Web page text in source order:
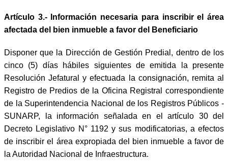
Artículo 3.- Información necesaria para inscribir el área
afectada del bien inmueble a favor del Beneficiario
Disponer que la Dirección de Gestión Predial, dentro de los
cinco (5) días hábiles siguientes de emitida la presente
Resolución Jefatural y efectuada la consignación, remita al
Registro de Predios de la Oficina Registral correspondiente
de la Superintendencia Nacional de los Registros Públicos -
SUNARP, la información señalada en el artículo 30 del
Decreto Legislativo N° 1192 y sus modificatorias, a efectos
de inscribir el área expropiada del bien inmueble a favor de
la Autoridad Nacional de Infraestructura.